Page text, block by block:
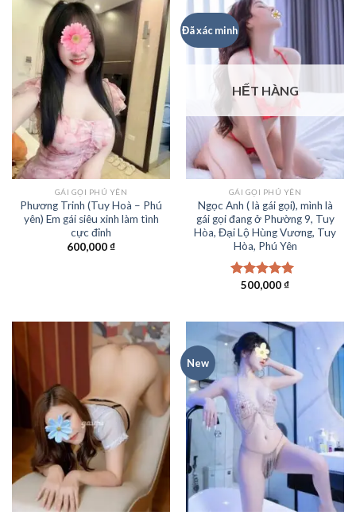
GÁI GỌI PHÚ YÊN
Phương Trinh (Tuy Hoà – Phú
yên) Em gái siêu xinh làm tình
cực đỉnh
600,000₫
Đã xác minh
HẾT HÀNG
GÁI GỌI PHÚ YÊN
Ngọc Anh ( là gái gọi), mình là
gái gọi đang ở Phường 9, Tuy
Hòa, Đại Lộ Hùng Vương, Tuy
Hòa, Phú Yên
Được xếp
500,000₫
New